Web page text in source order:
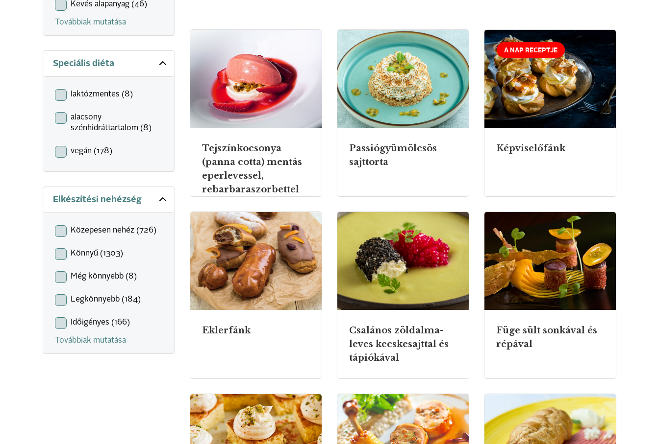
Kevés alapanyag (46)
Továbbiak mutatása
Speciális diéta
laktózmentes (8)
alacsony
szénhidráttartalom (8)
vegán (178)
Elkészítési nehézség
Közepesen nehéz (726)
Könnyű (1303)
Még könnyebb (8)
Legkönnyebb (184)
Időigényes (166)
Továbbiak mutatása
Tejszínkocsonya
(panna cotta) mentás
eperlevessel,
rebarbaraszorbettel
Passiógyümölcsös
sajttorta
A NAP RECEPTJE
Képviselőfánk
Eklerfánk
Csalános zöldalma-
leves kecskesajttal és
tápiókával
Füge sült sonkával és
répával